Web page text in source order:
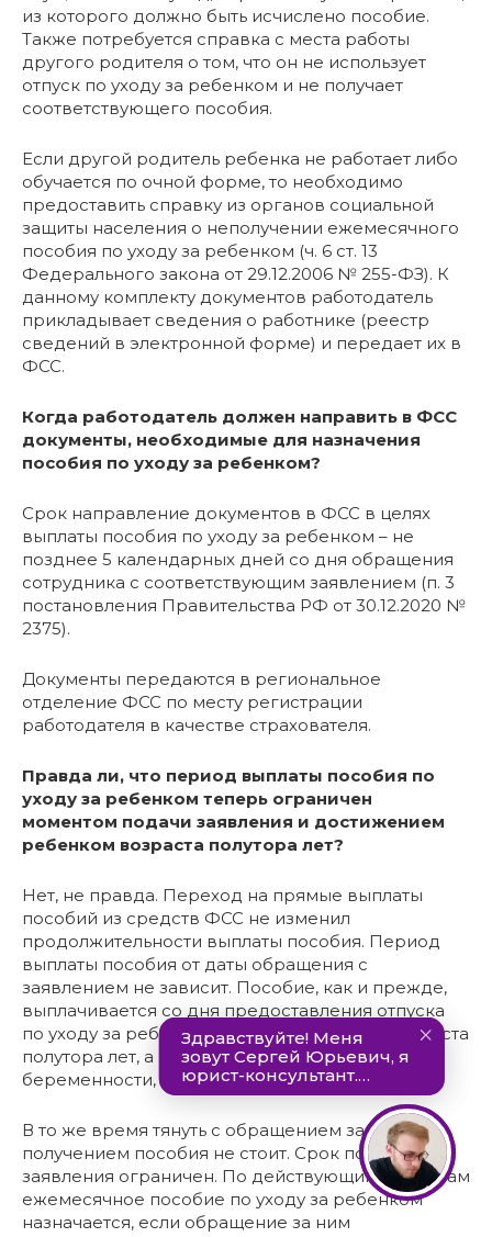
из которого должно быть исчислено пособие.
Также потребуется справка с места работы
другого родителя о том, что он не использует
отпуск по уходу за ребенком и не получает
соответствующего пособия.
Если другой родитель ребенка не работает либо
обучается по очной форме, то необходимо
предоставить справку из органов социальной
защиты населения о неполучении ежемесячного
пособия по уходу за ребенком (ч. 6 ст. 13
Федерального закона от 29.12.2006 № 255-ФЗ). К
данному комплекту документов работодатель
прикладывает сведения о работнике (реестр
сведений в электронной форме) и передает их в
ФСС.
Когда работодатель должен направить в ФСС
документы, необходимые для назначения
пособия по уходу за ребенком?
Срок направление документов в ФСС в целях
выплаты пособия по уходу за ребенком – не
позднее 5 календарных дней со дня обращения
сотрудника с соответствующим заявлением (п. 3
постановления Правительства РФ от 30.12.2020 №
2375).
Документы передаются в региональное
отделение ФСС по месту регистрации
работодателя в качестве страхователя.
Правда ли, что период выплаты пособия по
уходу за ребенком теперь ограничен
моментом подачи заявления и достижением
ребенком возраста полутора лет?
Нет, не правда. Переход на прямые выплаты
пособий из средств ФСС не изменил
продолжительности выплаты пособия. Период
выплаты пособия от даты обращения с
заявлением не зависит. Пособие, как и прежде,
выплачивается со дня предоставления отпуска
по уходу за ребенком до достижения им возраста
полутора лет, а матерям, уволенным в период
беременности, – со дня рождения ребенка.
В то же время тянуть с обращением за
получением пособия не стоит. Срок подачи
заявления ограничен. По действующим правилам
ежемесячное пособие по уходу за ребенком
назначается, если обращение за ним